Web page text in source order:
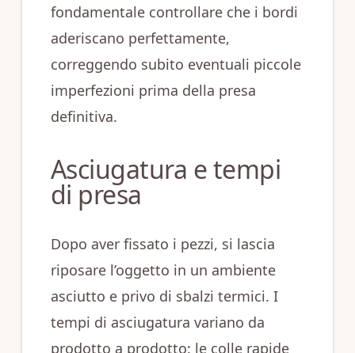
fondamentale controllare che i bordi
aderiscano perfettamente,
correggendo subito eventuali piccole
imperfezioni prima della presa
definitiva.
Asciugatura e tempi
di presa
Dopo aver fissato i pezzi, si lascia
riposare l’oggetto in un ambiente
asciutto e privo di sbalzi termici. I
tempi di asciugatura variano da
prodotto a prodotto: le colle rapide